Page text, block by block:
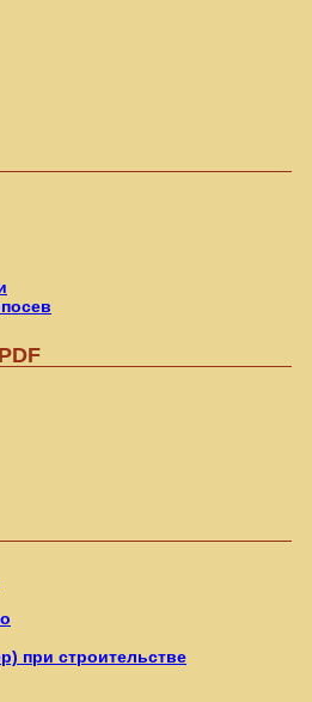
при строительстве